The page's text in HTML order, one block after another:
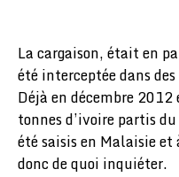
La cargaison, était en
été interceptée dans
Déjà en décembre
tonnes d’ivoire partis
été saisis en Malaisie et
donc de quoi inquiéter.